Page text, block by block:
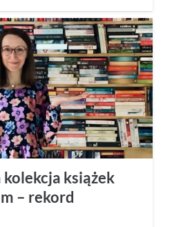
książek
– rekord